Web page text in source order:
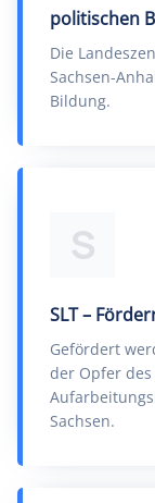
politischen
Die
Sachsen-
Bildung.
S
SLT –
Gefördert
der Opfer des
Sachsen.